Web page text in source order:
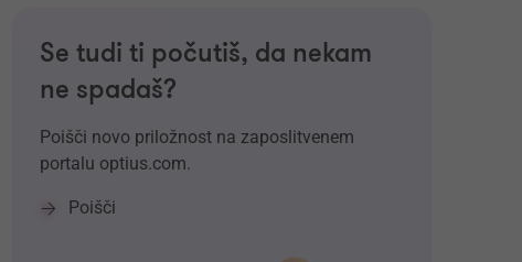
Se tudi ti počutiš, da nekam
ne spadaš?
Poišči novo priložnost na zaposlitvenem
portalu optius.com.
Poišči